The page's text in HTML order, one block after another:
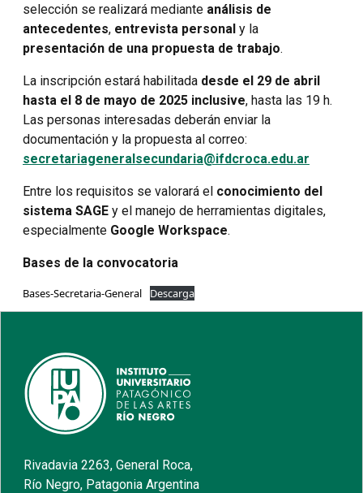
selección se realizará mediante análisis de
antecedentes, entrevista personal y la
presentación de una propuesta de trabajo.
La inscripción estará habilitada desde el 29 de abril
hasta el 8 de mayo de 2025 inclusive, hasta las 19 h.
Las personas interesadas deberán enviar la
documentación y la propuesta al correo:
secretariageneralsecundaria@ifdcroca.edu.ar
Entre los requisitos se valorará el conocimiento del
sistema SAGE y el manejo de herramientas digitales,
especialmente Google Workspace.
Bases de la convocatoria
Bases-Secretaria-General Descarga
Rivadavia 2263, General Roca,
Río Negro, Patagonia Argentina